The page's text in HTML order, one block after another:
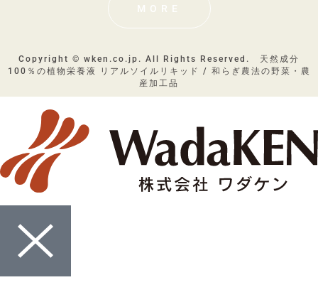
MORE
Copyright © wken.co.jp. All Rights Reserved. 天然成分
100％の植物栄養液 リアルソイルリキッド / 和らぎ農法の野菜・農
産加工品